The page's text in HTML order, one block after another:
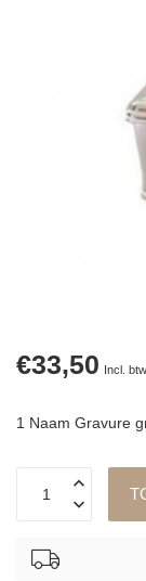
€33,50 Incl. btw
1 Naam Gravure